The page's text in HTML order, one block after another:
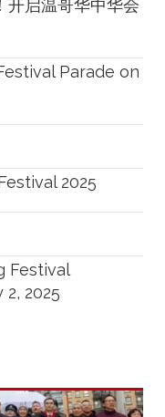
开启温哥华中华会
Parade on
2025
Festival
2025